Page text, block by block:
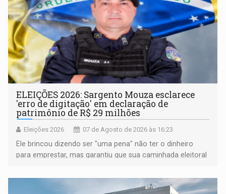
ELEIÇÕES 2026: Sargento Mouza esclarece
'erro de digitação' em declaração de
patrimônio de R$ 29 milhões
Eleições 2026 07 de Agosto de 2026 às 16:23
Ele brincou dizendo ser "uma pena" não ter o dinheiro
para emprestar, mas garantiu que sua caminhada eleitoral